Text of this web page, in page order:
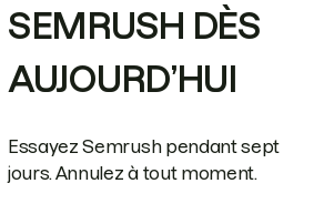
SEMRUSH DÈS
AUJOURD’HUI
Essayez Semrush pendant sept
jours. Annulez à tout moment.